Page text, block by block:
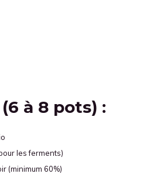
à 8 pots) :
les ferments)
(minimum 60%)